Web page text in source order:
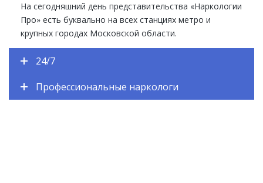
На сегодняшний день представительства «Наркологии
Про» есть буквально на всех станциях метро и
крупных городах Московской области.
24/7
Профессиональные наркологи